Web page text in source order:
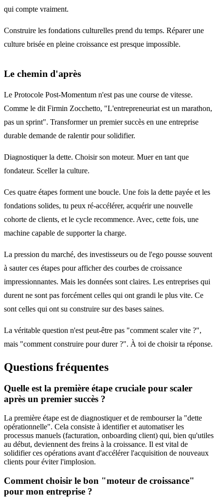
qui compte vraiment.
Construire les fondations culturelles prend du temps. Réparer une
culture brisée en pleine croissance est presque impossible.
Le chemin d'après
Le Protocole Post-Momentum n'est pas une course de vitesse.
Comme le dit Firmin Zocchetto, "L'entrepreneuriat est un marathon,
pas un sprint". Transformer un premier succès en une entreprise
durable demande de ralentir pour solidifier.
Diagnostiquer la dette. Choisir son moteur. Muer en tant que
fondateur. Sceller la culture.
Ces quatre étapes forment une boucle. Une fois la dette payée et les
fondations solides, tu peux ré-accélérer, acquérir une nouvelle
cohorte de clients, et le cycle recommence. Avec, cette fois, une
machine capable de supporter la charge.
La pression du marché, des investisseurs ou de l'ego pousse souvent
à sauter ces étapes pour afficher des courbes de croissance
impressionnantes. Mais les données sont claires. Les entreprises qui
durent ne sont pas forcément celles qui ont grandi le plus vite. Ce
sont celles qui ont su construire sur des bases saines.
La véritable question n'est peut-être pas "comment scaler vite ?",
mais "comment construire pour durer ?". À toi de choisir ta réponse.
Questions fréquentes
Quelle est la première étape cruciale pour scaler
après un premier succès ?
La première étape est de diagnostiquer et de rembourser la "dette
opérationnelle". Cela consiste à identifier et automatiser les
processus manuels (facturation, onboarding client) qui, bien qu'utiles
au début, deviennent des freins à la croissance. Il est vital de
solidifier ces opérations avant d'accélérer l'acquisition de nouveaux
clients pour éviter l'implosion.
Comment choisir le bon "moteur de croissance"
pour mon entreprise ?